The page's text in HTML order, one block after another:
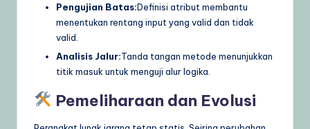
Pengujian Batas:Definisi atribut membantu
menentukan rentang input yang valid dan tidak
valid.
Analisis Jalur:Tanda tangan metode menunjukkan
titik masuk untuk menguji alur logika.
Pemeliharaan dan Evolusi